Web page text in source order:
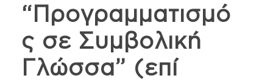
“Προγραμματισμό
ς σε Συμβολική
Γλώσσα” (επί